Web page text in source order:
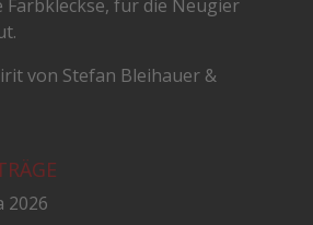
Farbkleckse, für die Neugier
von Stefan Bleihauer &
2026